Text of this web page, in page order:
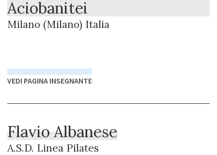
Aciobanitei
Milano (Milano) Italia
VEDI PAGINA INSEGNANTE
Flavio Albanese
A.S.D. Linea Pilates